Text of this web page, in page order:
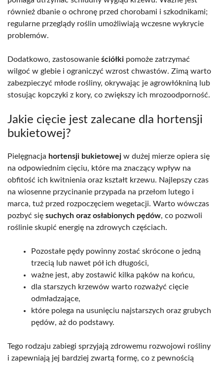
również dbanie o ochronę przed chorobami i szkodnikami;
regularne przeglądy roślin umożliwiają wczesne wykrycie
problemów.
Dodatkowo, zastosowanie ściółki pomoże zatrzymać
wilgoć w glebie i ograniczyć wzrost chwastów. Zimą warto
zabezpieczyć młode rośliny, okrywając je agrowłókniną lub
stosując kopczyki z kory, co zwiększy ich mrozoodporność.
Jakie cięcie jest zalecane dla hortensji
bukietowej?
Pielęgnacja hortensji bukietowej w dużej mierze opiera się
na odpowiednim cięciu, które ma znaczący wpływ na
obfitość ich kwitnienia oraz kształt krzewu. Najlepszy czas
na wiosenne przycinanie przypada na przełom lutego i
marca, tuż przed rozpoczęciem wegetacji. Warto wówczas
pozbyć się suchych oraz osłabionych pędów, co pozwoli
roślinie skupić energię na zdrowych częściach.
Pozostałe pędy powinny zostać skrócone o jedną
trzecią lub nawet pół ich długości,
ważne jest, aby zostawić kilka pąków na końcu,
dla starszych krzewów warto rozważyć cięcie
odmładzające,
które polega na usunięciu najstarszych oraz grubych
pędów, aż do podstawy.
Tego rodzaju zabiegi sprzyjają zdrowemu rozwojowi rośliny
i zapewniają jej bardziej zwartą formę, co z pewnością